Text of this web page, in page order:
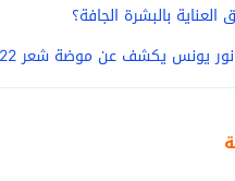
بالبشرة الجافة؟
يونس يكشف عن موضة شعر 2022